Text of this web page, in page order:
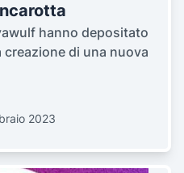
hanno depositato
di una nuova
2023